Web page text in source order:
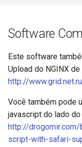
Software
Este software
Upload do NGINX
http://
Você também pode
javascript do lado
http://
script-with-safari-